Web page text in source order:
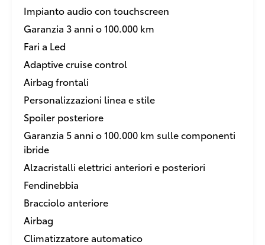
Impianto audio con touchscreen
Garanzia 3 anni o 100.000 km
Fari a Led
Adaptive cruise control
Airbag frontali
Personalizzazioni linea e stile
Spoiler posteriore
Garanzia 5 anni o 100.000 km sulle componenti
ibride
Alzacristalli elettrici anteriori e posteriori
Fendinebbia
Bracciolo anteriore
Airbag
Climatizzatore automatico